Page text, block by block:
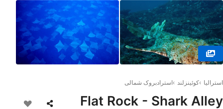
استرالیا کوئینزلند استرادبروک شمالی
Flat Rock - Shark Alley